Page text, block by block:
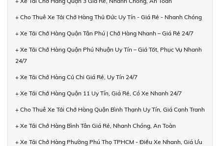
+ Cho Thuê Xe Tải Chở Hàng Thủ Đức Uy Tín - Giá Rẻ - Nhanh Chóng
+ Xe Tải Chở Hàng Quận Tân Phú | Chở Hàng Nhanh – Giá Rẻ 24/7
+ Xe Tải Chở Hàng Quận Phú Nhuận Uy Tín – Giá Tốt, Phục Vụ Nhanh
24/7
+ Xe Tải Chở Hàng Củ Chi Giá Rẻ, Uy Tín 24/7
+ Xe Tải Chở Hàng Quận 11 Uy Tín, Giá Rẻ, Có Xe Nhanh 24/7
+ Cho Thuê Xe Tải Chở Hàng Quận Bình Thạnh Uy Tín, Giá Cạnh Tranh
+ Xe Tải Chở Hàng Bình Tân Giá Rẻ, Nhanh Chóng, An Toàn
+ Xe Tải Chở Hàng Phường Phú Thọ TPHCM - Điều Xe Nhanh, Giá Ưu